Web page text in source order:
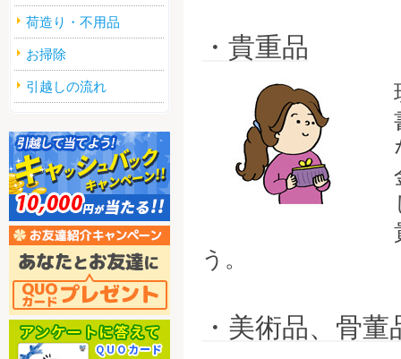
・貴重品
う。
・美術品、骨董
荷造り・不用品
お掃除
引越しの流れ